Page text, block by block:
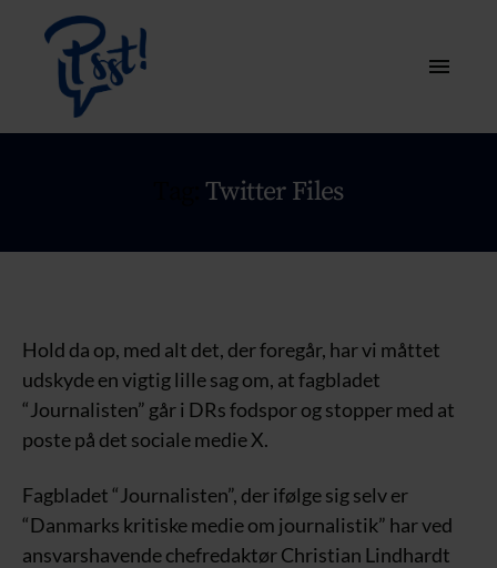
Twitter Files
Hold da op, med alt det, der foregår, har vi måttet
udskyde en vigtig lille sag om, at fagbladet
“Journalisten” går i DRs fodspor og stopper med at
poste på det sociale medie X.
Fagbladet “Journalisten”, der ifølge sig selv er
“Danmarks kritiske medie om journalistik” har ved
ansvarshavende chefredaktør Christian Lindhardt